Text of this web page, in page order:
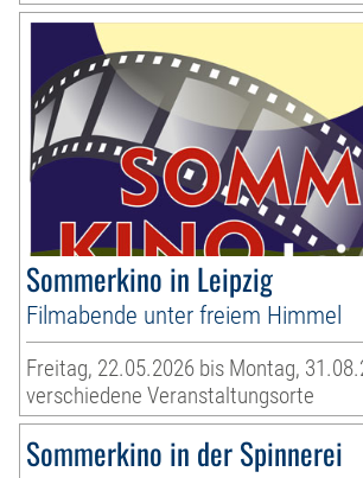
Sommerkino in Leipzig
Filmabende unter freiem Himmel
Freitag, 22.05.2026 bis Montag,
verschiedene Veranstaltungsorte
Sommerkino in der Spinnerei